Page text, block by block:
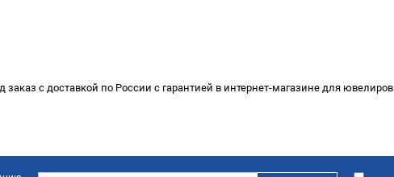
с доставкой по России с гарантией в интернет-магазине для ювелиров